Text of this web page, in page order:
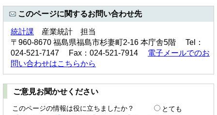
このページに関するお問い合わせ先
統計課 産業統計 担当
〒960-8670 福島県福島市杉妻町2-16 本庁舎5階 Tel：
024-521-7147 Fax：024-521-7914 電子メールでのお
問い合わせはこちらから
ご意見お聞かせください
このページの情報は役に立ちましたか？
とても